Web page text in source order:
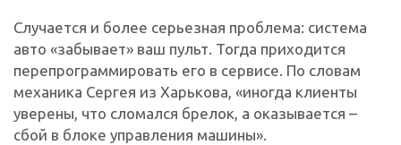
Случается и более серьезная проблема: система
авто «забывает» ваш пульт. Тогда приходится
перепрограммировать его в сервисе. По словам
механика Сергея из Харькова, «иногда клиенты
уверены, что сломался брелок, а оказывается –
сбой в блоке управления машины».